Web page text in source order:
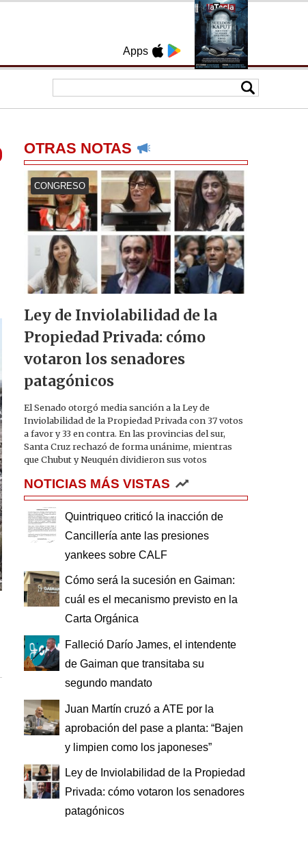
Apps
OTRAS NOTAS
CONGRESO
Ley de Inviolabilidad de la
Propiedad Privada: cómo
votaron los senadores
patagónicos
El Senado otorgó media sanción a la Ley de
Inviolabilidad de la Propiedad Privada con 37 votos
a favor y 33 en contra. En las provincias del sur,
Santa Cruz rechazó de forma unánime, mientras
que Chubut y Neuquén dividieron sus votos
NOTICIAS MÁS VISTAS
Quintriqueo criticó la inacción de
Cancillería ante las presiones
yankees sobre CALF
Cómo será la sucesión en Gaiman:
cuál es el mecanismo previsto en la
Carta Orgánica
Falleció Darío James, el intendente
de Gaiman que transitaba su
segundo mandato
Juan Martín cruzó a ATE por la
aprobación del pase a planta: “Bajen
y limpien como los japoneses”
Ley de Inviolabilidad de la Propiedad
Privada: cómo votaron los senadores
patagónicos